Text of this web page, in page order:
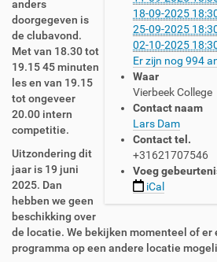
/
w
w
w
.
s
v
d
e
t
e
l
l
i
n
g
18-09-2025
25-09-2025
02-10-2025
Er zijn nog 994
Waar
Vierbeek College
Contact naam
Lars Dam
Contact tel.
+31621707546
Voeg
iCal
anders
doorgegeven is
de clubavond.
Met van 18.30 tot
19.15 45 minuten
les en van 19.15
tot ongeveer
20.00 intern
competitie.
Uitzondering dit
jaar is 19 juni
2025. Dan
hebben we geen
beschikking over
de locatie. We bekijken momenteel of
programma op een andere locatie